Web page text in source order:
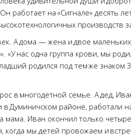
на «Сигнале» десять
производств
А дома — жена и двое
«У нас одна группа крови, мы
родился под тем же знаком
в многодетной семье. А дед,
Думиничском районе, работали
Иван окончил только
когда мы детей провожаем и